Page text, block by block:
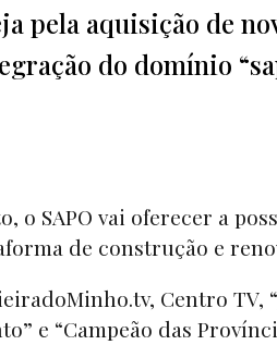
pela aquisição de
do domínio
o SAPO vai oferecer a
de construção e
, Centro TV, “
e “Campeão das